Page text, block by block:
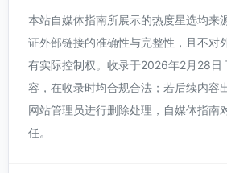
本站自媒体指南所展示的热度星选均来
证外部链接的准确性与完整性，且不对
有实际控制权。收录于2026年2月28日
容，在收录时均合规合法；若后续内容
网站管理员进行删除处理，自媒体指南
任。